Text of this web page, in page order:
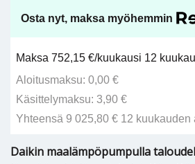
Osta nyt, maksa myöhemmin
Maksa 752,15 €/kuukausi 12
Aloitusmaksu: 0,00 €
Käsittelymaksu: 3,90 €
Yhteensä 9 025,80 € 12 kuukauden
Daikin maalämpöpumpulla